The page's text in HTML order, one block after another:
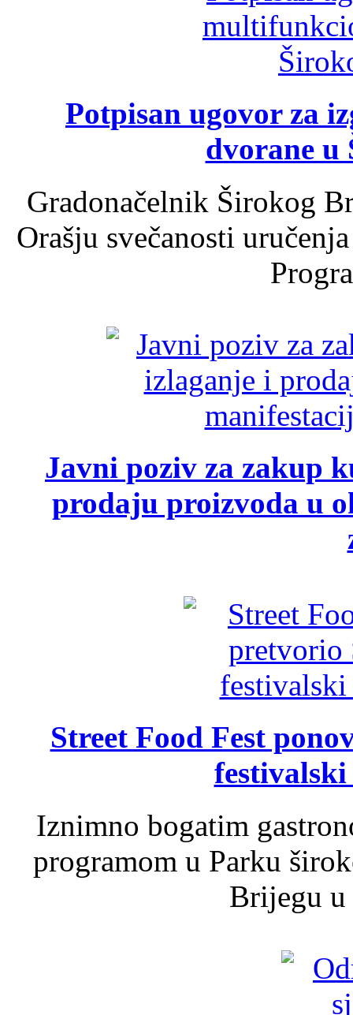
Potpisan ugovor za
dvorane u
Gradonačelnik Širokog
Orašju svečanosti
Javni poziv za zakup
prodaju proizvoda u
Street Food Fest
Iznimno bogatim
programom u Parku
Brijegu u